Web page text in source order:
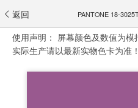
返回 PANTONE 18-
使用声明： 屏幕颜色及数值为模
实际生产请以最新实物色卡为准！